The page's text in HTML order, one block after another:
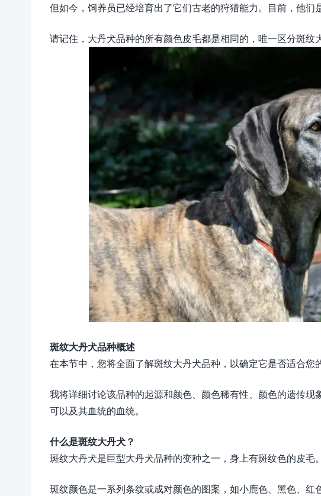
但如今，饲养员已经培育出了它们古老的狩猎能力。目前，他
请记住，大丹犬品种的所有颜色皮毛都是相同的，唯一区分斑纹
斑纹大丹犬品种概述
在本节中，您将全面了解斑纹大丹犬品种，以确定它是否适合您
我将详细讨论该品种的起源和颜色、颜色稀有性、颜色的遗传
可以及其血统的血统。
什么是斑纹大丹犬？
斑纹大丹犬是巨型大丹犬品种的变种之一，身上有斑纹色的皮毛。
斑纹颜色是一系列条纹或成对颜色的图案，如小鹿色、黑色、